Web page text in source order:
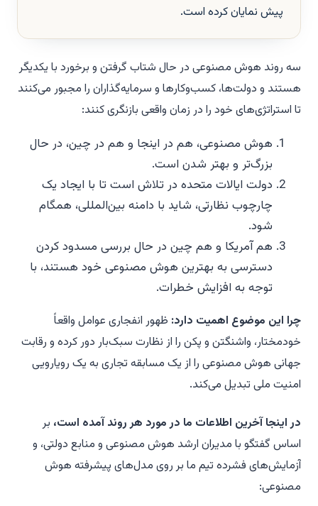
پیش نمایان کرده است.
سه روند هوش مصنوعی در حال شتاب گرفتن و برخورد با یکدیگر
هستند و دولت‌ها، کسب‌وکارها و سرمایه‌گذاران را مجبور می‌کنند
تا استراتژی‌های خود را در زمان واقعی بازنگری کنند:
هوش مصنوعی، هم در اینجا و هم در چین، در حال
بزرگ‌تر و بهتر شدن است.
دولت ایالات متحده در تلاش است تا با ایجاد یک
چارچوب نظارتی، شاید با دامنه بین‌المللی، همگام
شود.
هم آمریکا و هم چین در حال بررسی مسدود کردن
دسترسی به بهترین هوش مصنوعی خود هستند، با
توجه به افزایش خطرات.
چرا این موضوع اهمیت دارد: ظهور انفجاری عوامل واقعاً
خودمختار، واشنگتن و پکن را از نظارت سبک‌بار دور کرده و رقابت
جهانی هوش مصنوعی را از یک مسابقه تجاری به یک رویارویی
امنیت ملی تبدیل می‌کند.
در اینجا آخرین اطلاعات ما در مورد هر روند آمده است، بر
اساس گفتگو با مدیران ارشد هوش مصنوعی و منابع دولتی، و
آزمایش‌های فشرده تیم ما بر روی مدل‌های پیشرفته هوش
مصنوعی: